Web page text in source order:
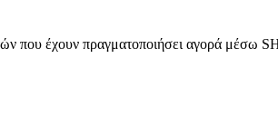
που έχουν πραγματοποιήσει αγορά μέσω